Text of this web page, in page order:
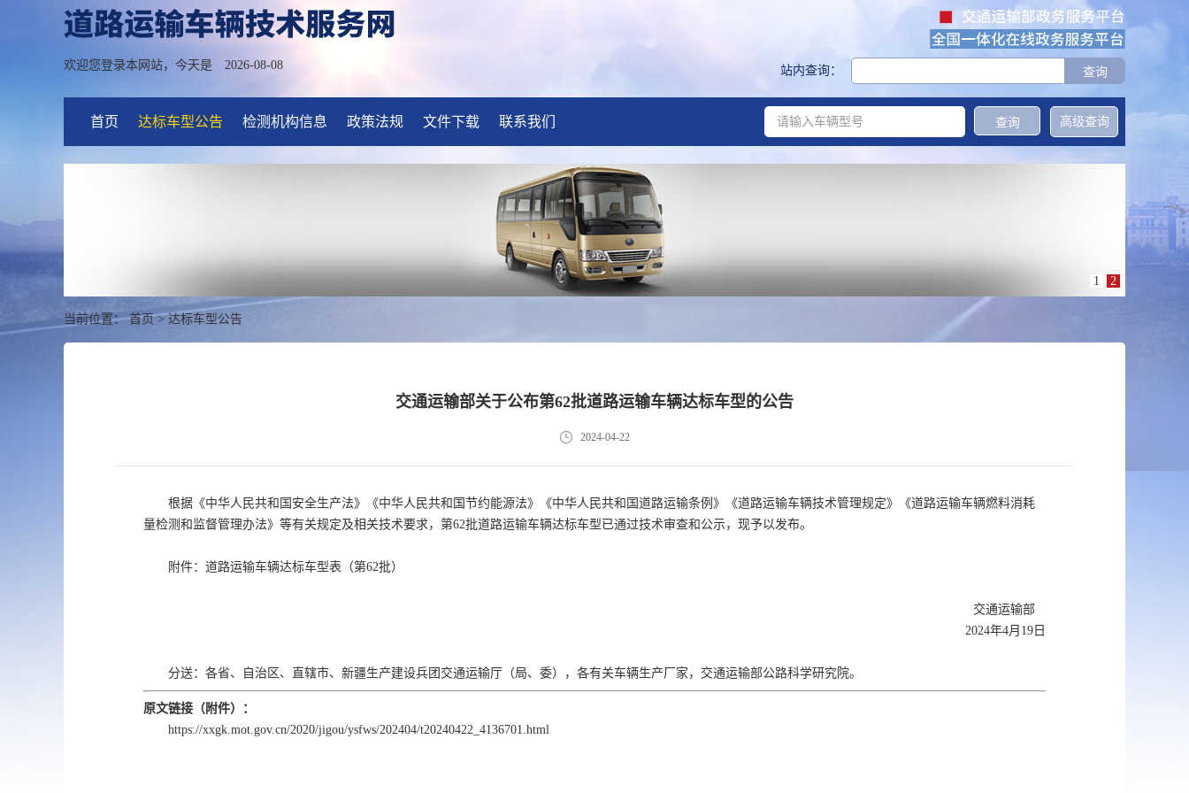
欢迎您登录本网站，今天是 2026-08-08 站内查询：
首页 达标车型公告 检测机构信息 政策法规 文件下载 联系我们 高级查询
1 2
当前位置：首页>达标车型公告
交通运输部关于公布第62批道路运输车辆达标车型的公告
2024-04-22
根据《中华人民共和国安全生产法》《中华人民共和国节约能源法》《中华人民共和国道路运输条例》《道路运输车辆技术管理规定》《道路运输车辆燃料消耗
量检测和监督管理办法》等有关规定及相关技术要求，第62批道路运输车辆达标车型已通过技术审查和公示，现予以发布。
附件：道路运输车辆达标车型表（第62批）
交通运输部
2024年4月19日
分送：各省、自治区、直辖市、新疆生产建设兵团交通运输厅（局、委），各有关车辆生产厂家，交通运输部公路科学研究院。
原文链接（附件）：
https://xxgk.mot.gov.cn/2020/jigou/ysfws/202404/t20240422_4136701.html